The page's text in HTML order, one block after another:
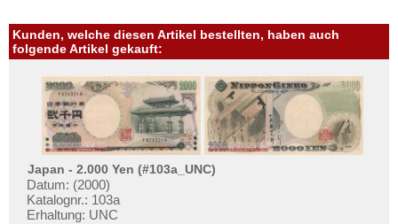
Zentralafrikanische Republik
Zentralafrikanische Staaten
Zimbabwe
Kontakt
Informationen
Preislisten
Ankauf
Erhaltungsgrade
Gratisbanknoten
FAQ
Kunden, welche diesen Artikel bestellten, haben auch
folgende Artikel gekauft:
Japan - 2.000 Yen (#103a_UNC)
Datum: (2000)
Katalognr.: 103a
Erhaltung: UNC